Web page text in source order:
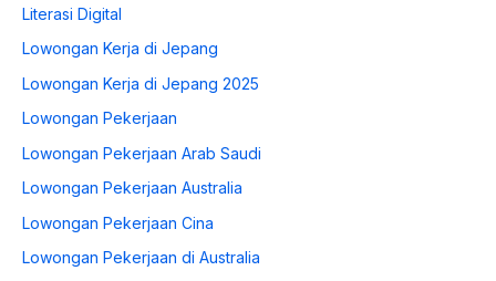
Literasi Digital
Lowongan Kerja di Jepang
Lowongan Kerja di Jepang 2025
Lowongan Pekerjaan
Lowongan Pekerjaan Arab Saudi
Lowongan Pekerjaan Australia
Lowongan Pekerjaan Cina
Lowongan Pekerjaan di Australia